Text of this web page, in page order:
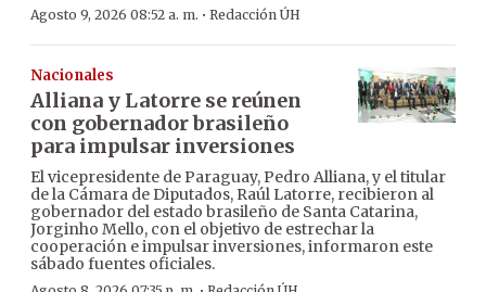
Agosto 9, 2026 08:52 a. m. · Redacción ÚH
Nacionales
Alliana y Latorre se reúnen
con gobernador brasileño
para impulsar inversiones
El vicepresidente de Paraguay, Pedro Alliana, y el titular
de la Cámara de Diputados, Raúl Latorre, recibieron al
gobernador del estado brasileño de Santa Catarina,
Jorginho Mello, con el objetivo de estrechar la
cooperación e impulsar inversiones, informaron este
sábado fuentes oficiales.